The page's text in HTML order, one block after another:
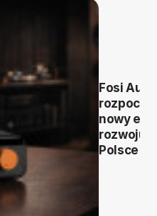
Fosi
nowy
rozwoju
Polsce